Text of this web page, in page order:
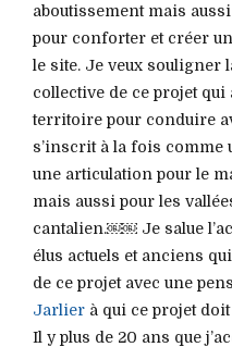
aboutissement mais aussi
pour conforter et créer
le site. Je veux souligner
collective de ce projet qui
territoire pour conduire
s’inscrit à la fois comme
une articulation pour le
mais aussi pour les
cantalien.￼￼ Je salue
élus actuels et anciens
de ce projet avec une
Jarlier à qui ce projet doit
Il y plus de 20 ans que